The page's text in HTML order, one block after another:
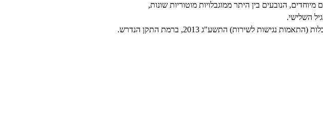
הנובעים בין היתר ממוגבלויות מוטוריות שונות,
השלישי.
לשירות) התשע"ג 2013, ברמת התקן הנדרש.